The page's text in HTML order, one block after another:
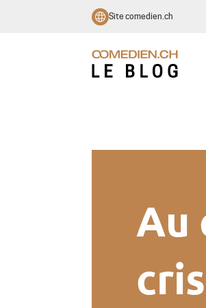
Site comedien.ch